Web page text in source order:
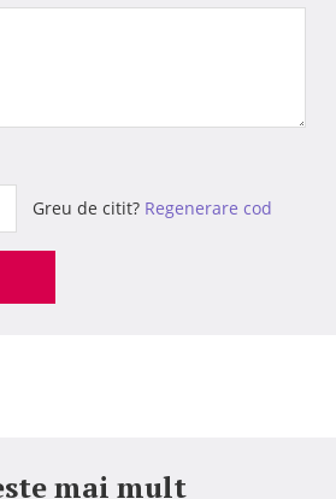
Greu de citit? Regenerare cod
mai mult